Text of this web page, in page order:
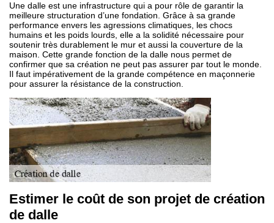
Une dalle est une infrastructure qui a pour rôle de garantir la
meilleure structuration d’une fondation. Grâce à sa grande
performance envers les agressions climatiques, les chocs
humains et les poids lourds, elle a la solidité nécessaire pour
soutenir très durablement le mur et aussi la couverture de la
maison. Cette grande fonction de la dalle nous permet de
confirmer que sa création ne peut pas assurer par tout le monde.
Il faut impérativement de la grande compétence en maçonnerie
pour assurer la résistance de la construction.
Estimer le coût de son projet de création
de dalle